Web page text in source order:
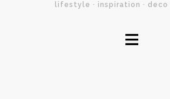
lifestyle · inspiration · deco
≡